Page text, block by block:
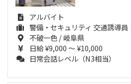
アルバイト
警備・セキュリティ 交通誘導員
不破一色 / 岐阜県
日給 ¥9,000 ～ ¥10,000
日常会話レベル（N3相当）